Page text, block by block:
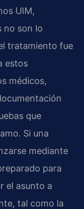
UIM,
no son lo
tratamiento fue
estos
médicos,
que
Si una
mediante
para
el asunto a
tal como la